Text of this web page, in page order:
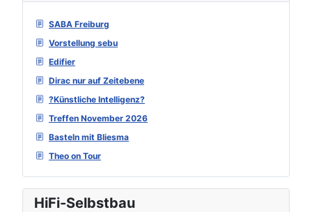
SABA Freiburg
Vorstellung sebu
Edifier
Dirac nur auf Zeitebene
?Künstliche Intelligenz?
Treffen November 2026
Basteln mit Bliesma
Theo on Tour
HiFi-Selbstbau